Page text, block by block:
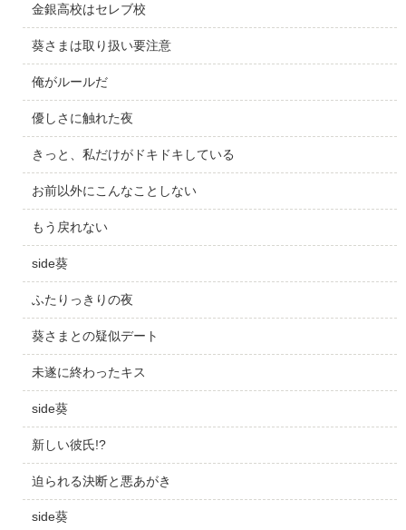
金銀高校はセレブ校
葵さまは取り扱い要注意
俺がルールだ
優しさに触れた夜
きっと、私だけがドキドキしている
お前以外にこんなことしない
もう戻れない
side葵
ふたりっきりの夜
葵さまとの疑似デート
未遂に終わったキス
side葵
新しい彼氏!?
迫られる決断と悪あがき
side葵